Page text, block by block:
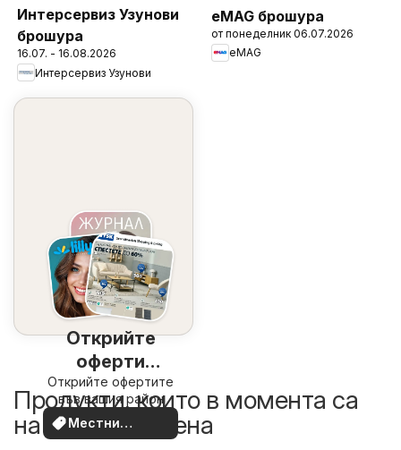
Интерсервиз Узунови
брошура
16.07. - 16.08.2026
Интерсервиз Узунови
eMAG брошура
от понеделник 06.07.2026
eMAG
Открийте
оферти
наблизо
Открийте офертите
във вашия район
Местни
оферти
Продукти, които в момента са
на по-добра цена